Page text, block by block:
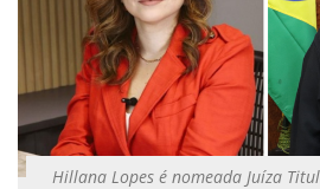
Hillana Lopes é nomeada Juíza